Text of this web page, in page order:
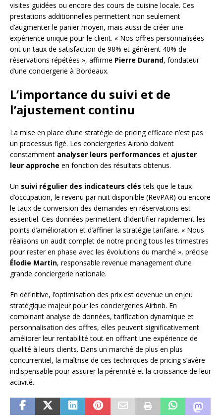
visites guidées ou encore des cours de cuisine locale. Ces
prestations additionnelles permettent non seulement
d’augmenter le panier moyen, mais aussi de créer une
expérience unique pour le client. « Nos offres personnalisées
ont un taux de satisfaction de 98% et génèrent 40% de
réservations répétées », affirme Pierre Durand, fondateur
d’une conciergerie à Bordeaux.
L’importance du suivi et de
l’ajustement continu
La mise en place d’une stratégie de pricing efficace n’est pas
un processus figé. Les conciergeries Airbnb doivent
constamment analyser leurs performances et ajuster
leur approche en fonction des résultats obtenus.
Un suivi régulier des indicateurs clés tels que le taux
d’occupation, le revenu par nuit disponible (RevPAR) ou encore
le taux de conversion des demandes en réservations est
essentiel. Ces données permettent d’identifier rapidement les
points d’amélioration et d’affiner la stratégie tarifaire. « Nous
réalisons un audit complet de notre pricing tous les trimestres
pour rester en phase avec les évolutions du marché », précise
Élodie Martin, responsable revenue management d’une
grande conciergerie nationale.
En définitive, l’optimisation des prix est devenue un enjeu
stratégique majeur pour les conciergeries Airbnb. En
combinant analyse de données, tarification dynamique et
personnalisation des offres, elles peuvent significativement
améliorer leur rentabilité tout en offrant une expérience de
qualité à leurs clients. Dans un marché de plus en plus
concurrentiel, la maîtrise de ces techniques de pricing s’avère
indispensable pour assurer la pérennité et la croissance de leur
activité.